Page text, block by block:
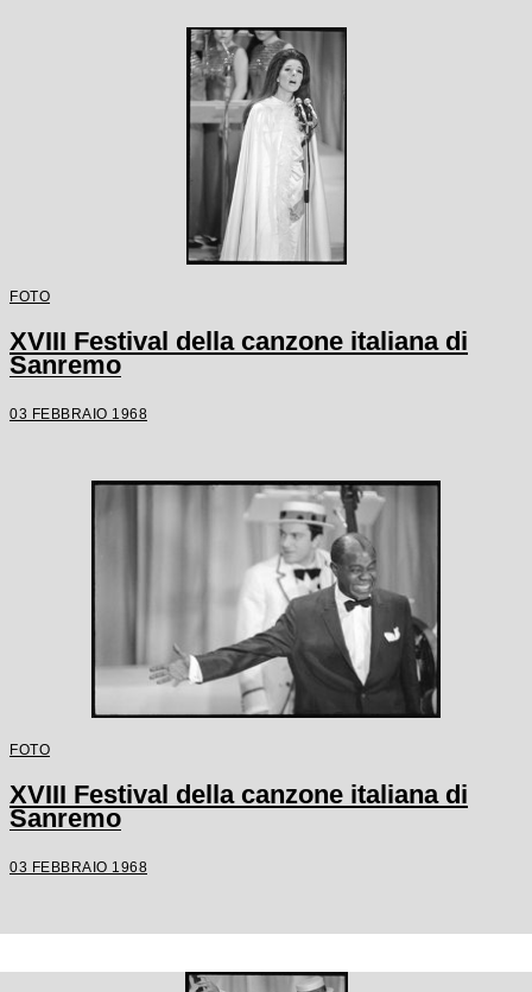
FOTO
XVIII Festival della canzone italiana di
Sanremo
03 FEBBRAIO 1968
FOTO
XVIII Festival della canzone italiana di
Sanremo
03 FEBBRAIO 1968